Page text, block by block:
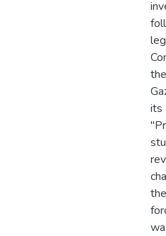
its